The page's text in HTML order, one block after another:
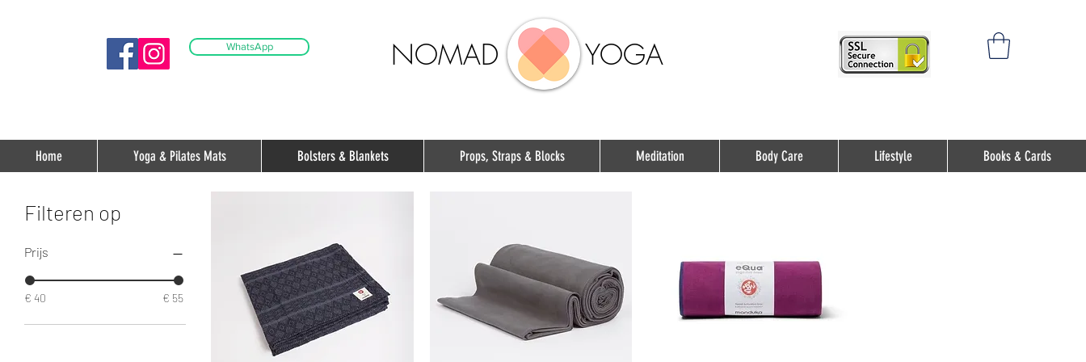
WhatsApp NOMAD YOGA
Home Yoga & Pilates Mats Bolsters & Blankets Props, Straps & Blocks Meditation Body Care Lifestyle Books & Cards
Filteren op
Prijs
€ 40 € 55